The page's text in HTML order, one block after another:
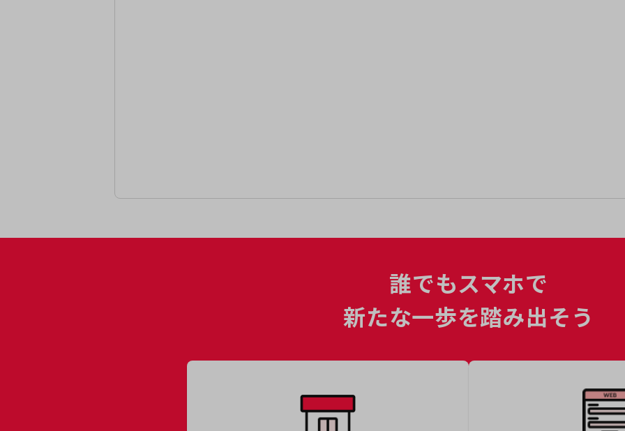
誰でもスマホで
新たな一歩を踏み出そう